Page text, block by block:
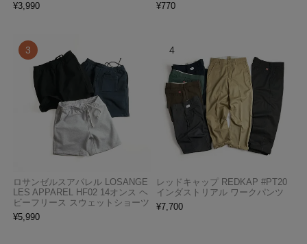
¥3,990
¥770
ロサンゼルスアパレル LOSANGE
LES APPAREL HF02 14オンス ヘ
ビーフリース スウェットショーツ
¥5,990
レッドキャップ REDKAP #PT20
インダストリアル ワークパンツ
¥7,700